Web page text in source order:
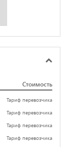
Стоимость
Тариф перевозчика
Тариф перевозчика
Тариф перевозчика
Тариф перевозчика